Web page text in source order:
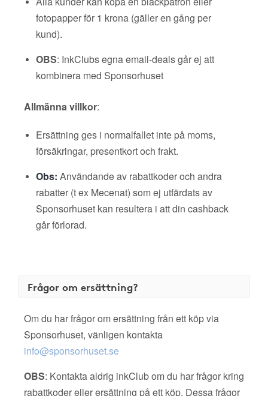
fotopapper för 1 krona (gäller en gång per
kund).
OBS: InkClubs egna email-deals går ej att
kombinera med Sponsorhuset
Allmänna villkor:
Ersättning ges i normalfallet inte på moms,
försäkringar, presentkort och frakt.
Obs: Användande av rabattkoder och andra
rabatter (t ex Mecenat) som ej utfärdats av
Sponsorhuset kan resultera i att din cashback
går förlorad.
Frågor om ersättning?
Om du har frågor om ersättning från ett köp via
Sponsorhuset, vänligen kontakta
info@sponsorhuset.se
OBS: Kontakta aldrig inkClub om du har frågor kring
rabattkoder eller ersättning på ett köp. Dessa frågor